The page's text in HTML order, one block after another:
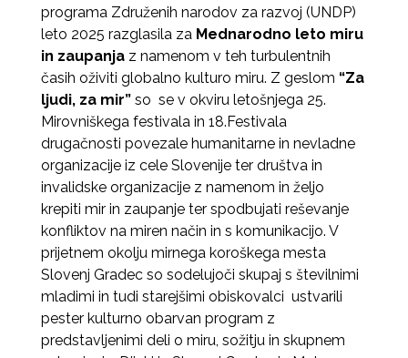
programa Združenih narodov za razvoj (UNDP)
leto 2025 razglasila za Mednarodno leto miru
in zaupanjaz namenom v teh turbulentnih
časih oživiti globalno kulturo miru. Z geslom “Za
ljudi, za mir”so se v okviru letošnjega 25.
Mirovniškega festivala in 18.Festivala
drugačnosti povezale humanitarne in nevladne
organizacije iz cele Slovenije ter društva in
invalidske organizacije z namenom in željo
krepiti mir in zaupanje ter spodbujati reševanje
konfliktov na miren način in s komunikacijo. V
prijetnem okolju mirnega koroškega mesta
Slovenj Gradec so sodelujoči skupaj s številnimi
mladimi in tudi starejšimi obiskovalci ustvarili
pester kulturno obarvan program z
predstavljenimi deli o miru, sožitju in skupnem